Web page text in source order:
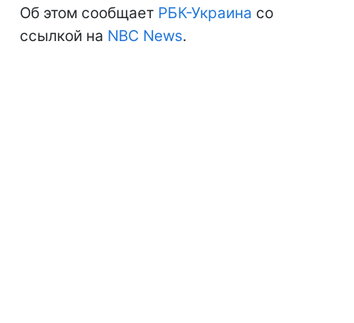
Об этом сообщает РБК-Украина со
ссылкой на NBC News.